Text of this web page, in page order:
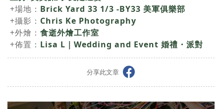
+場地： Brick Yard 33 1/3 -BY33 美軍俱樂部
+攝影： Chris Ke Photography
+外燴： 食逝外燴工作室
+佈置： Lisa L｜Wedding and Event 婚禮・派對
分享此文章